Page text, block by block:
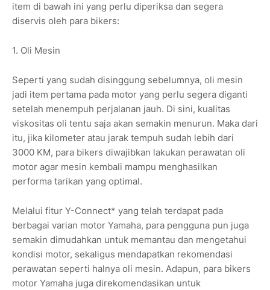
item di bawah ini yang perlu diperiksa dan segera
diservis oleh para bikers:
1. Oli Mesin
Seperti yang sudah disinggung sebelumnya, oli mesin
jadi item pertama pada motor yang perlu segera diganti
setelah menempuh perjalanan jauh. Di sini, kualitas
viskositas oli tentu saja akan semakin menurun. Maka dari
itu, jika kilometer atau jarak tempuh sudah lebih dari
3000 KM, para bikers diwajibkan lakukan perawatan oli
motor agar mesin kembali mampu menghasilkan
performa tarikan yang optimal.
Melalui fitur Y-Connect* yang telah terdapat pada
berbagai varian motor Yamaha, para pengguna pun juga
semakin dimudahkan untuk memantau dan mengetahui
kondisi motor, sekaligus mendapatkan rekomendasi
perawatan seperti halnya oli mesin. Adapun, para bikers
motor Yamaha juga direkomendasikan untuk